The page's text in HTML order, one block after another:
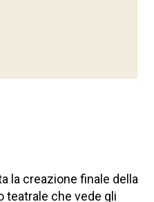
la creazione finale della
teatrale che vede gli